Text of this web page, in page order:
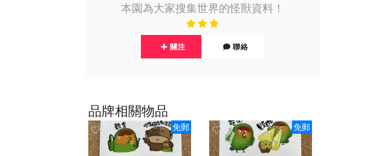
本園為大家搜集世界的怪獸資料！
關注 聯絡
品牌相關物品
免郵 免郵